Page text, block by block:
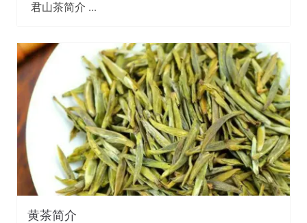
君山茶简介 ...
黄茶简介